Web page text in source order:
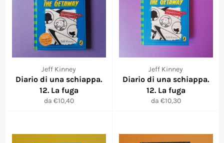
Jeff Kinney
Diario di una schiappa.
12. La fuga
da €10,40
Jeff Kinney
Diario di una schiappa.
12. La fuga
da €10,30